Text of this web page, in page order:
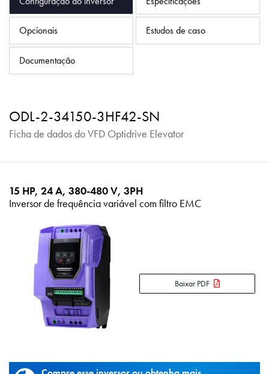
Opcionais Estudos de caso
Documentação
ODL-2-34150-3HF42-SN
Ficha de dados do VFD Optidrive Elevator
15 HP, 24 A, 380-480 V, 3PH
Inversor de frequência variável com filtro EMC
Baixar PDF
Sobre